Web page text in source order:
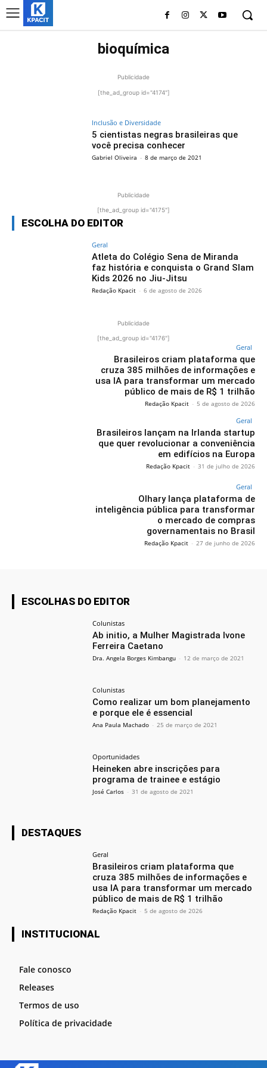
bioquímica
Publicidade
[the_ad_group id="4174"]
Inclusão e Diversidade
5 cientistas negras brasileiras que
você precisa conhecer
Gabriel Oliveira - 8 de março de 2021
Publicidade
[the_ad_group id="4175"]
ESCOLHA DO EDITOR
Geral
Atleta do Colégio Sena de Miranda
faz história e conquista o Grand Slam
Kids 2026 no Jiu-Jitsu
Redação Kpacit - 6 de agosto de 2026
Publicidade
[the_ad_group id="4176"]
Geral
Brasileiros criam plataforma que
cruza 385 milhões de informações e
usa IA para transformar um mercado
público de mais de R$ 1 trilhão
Redação Kpacit - 5 de agosto de 2026
Geral
Brasileiros lançam na Irlanda startup
que quer revolucionar a conveniência
em edifícios na Europa
Redação Kpacit - 31 de julho de 2026
Geral
Olhary lança plataforma de
inteligência pública para transformar
o mercado de compras
governamentais no Brasil
Redação Kpacit - 27 de junho de 2026
ESCOLHAS DO EDITOR
Colunistas
Ab initio, a Mulher Magistrada Ivone
Ferreira Caetano
Dra. Angela Borges Kimbangu - 12 de março de 2021
Colunistas
Como realizar um bom planejamento
e porque ele é essencial
Ana Paula Machado - 25 de março de 2021
Oportunidades
Heineken abre inscrições para
programa de trainee e estágio
José Carlos - 31 de agosto de 2021
DESTAQUES
Geral
Brasileiros criam plataforma que
cruza 385 milhões de informações e
usa IA para transformar um mercado
público de mais de R$ 1 trilhão
Redação Kpacit - 5 de agosto de 2026
INSTITUCIONAL
Fale conosco
Releases
Termos de uso
Política de privacidade